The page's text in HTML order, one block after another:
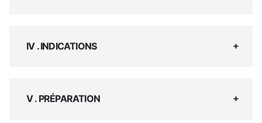
IV . INDICATIONS
V . PRÉPARATION